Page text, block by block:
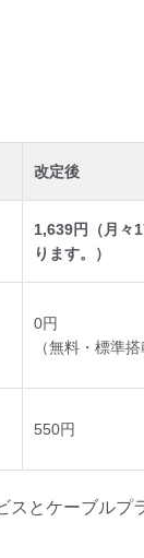
改定後
1,639円（月々
ります。）
0円
（無料・標準搭
550円
とケーブルプ